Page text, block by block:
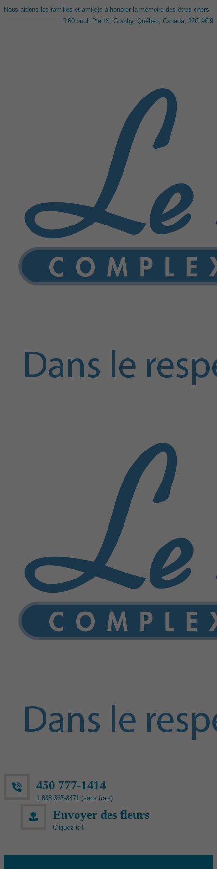
Nous aidons les familles et ami(e)s à honorer la mémoire des êtres chers
60 boul. Pie IX, Granby, Québec, Canada, J2G 9G9
450 777-1414
1 888 367-8471 (sans frais)
Envoyer des fleurs
Cliquez ici!